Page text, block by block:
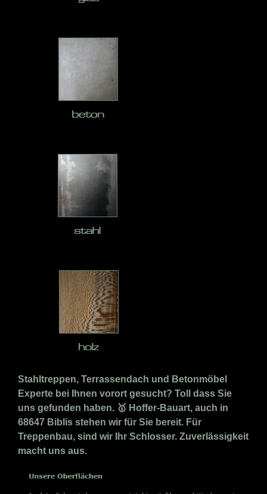
Stahltreppen, Terrassendach und Betonmöbel
Experte bei Ihnen vorort gesucht? Toll dass Sie
uns gefunden haben. 🥇 Hoffer-Bauart, auch in
68647 Biblis stehen wir für Sie bereit. Für
Treppenbau, sind wir Ihr Schlosser. Zuverlässigkeit
macht uns aus.